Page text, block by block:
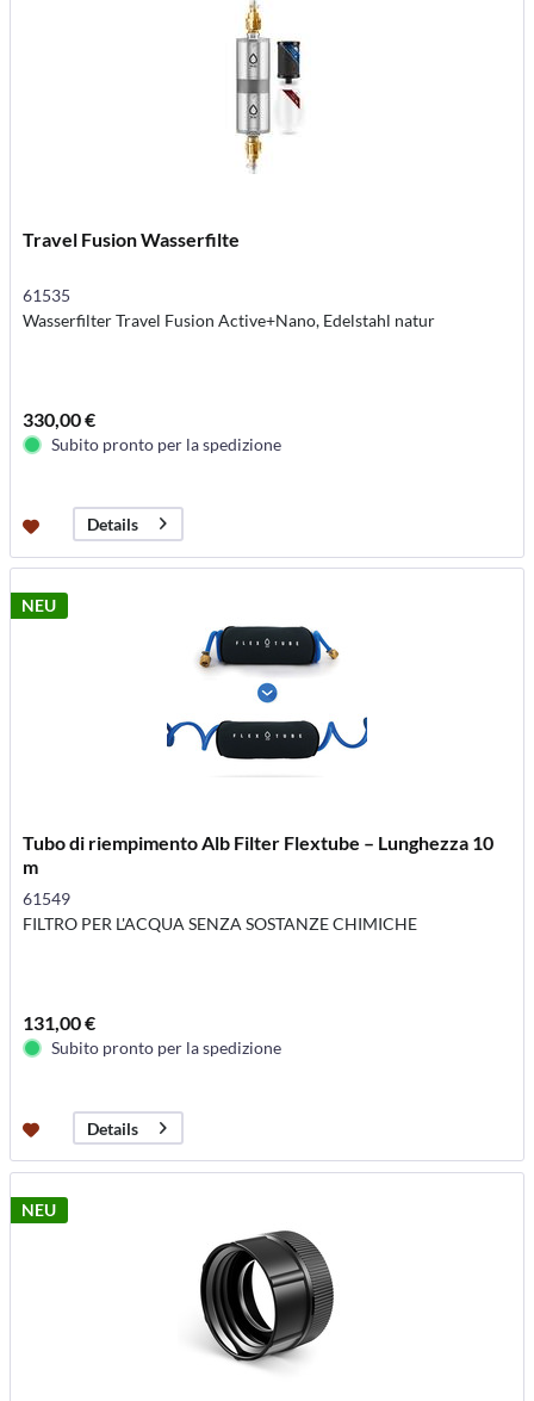
Travel Fusion Wasserfilte
61535
Wasserfilter Travel Fusion Active+Nano, Edelstahl natur
330,00 €
Subito pronto per la spedizione
Details
NEU
Tubo di riempimento Alb Filter Flextube – Lunghezza 10
m
61549
FILTRO PER L'ACQUA SENZA SOSTANZE CHIMICHE
131,00 €
Subito pronto per la spedizione
Details
NEU